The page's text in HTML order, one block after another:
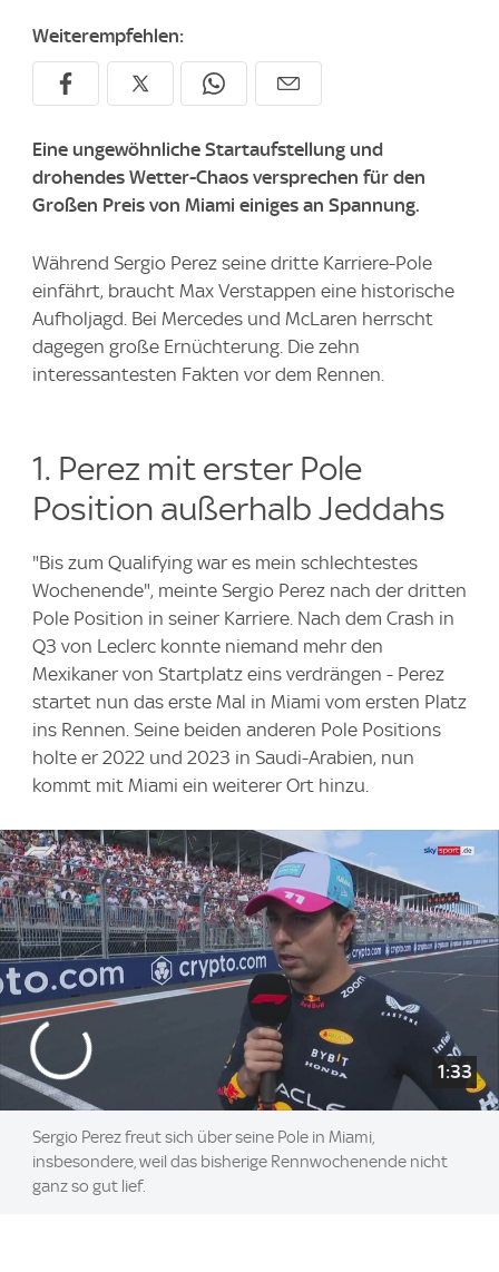
Weiterempfehlen:
Eine ungewöhnliche Startaufstellung und
drohendes Wetter-Chaos versprechen für den
Großen Preis von Miami einiges an Spannung.
Während Sergio Perez seine dritte Karriere-Pole
einfährt, braucht Max Verstappen eine historische
Aufholjagd. Bei Mercedes und McLaren herrscht
dagegen große Ernüchterung. Die zehn
interessantesten Fakten vor dem Rennen.
1. Perez mit erster Pole
Position außerhalb Jeddahs
"Bis zum Qualifying war es mein schlechtestes
Wochenende", meinte Sergio Perez nach der dritten
Pole Position in seiner Karriere. Nach dem Crash in
Q3 von Leclerc konnte niemand mehr den
Mexikaner von Startplatz eins verdrängen - Perez
startet nun das erste Mal in Miami vom ersten Platz
ins Rennen. Seine beiden anderen Pole Positions
holte er 2022 und 2023 in Saudi-Arabien, nun
kommt mit Miami ein weiterer Ort hinzu.
1:33
Sergio Perez freut sich über seine Pole in Miami,
insbesondere, weil das bisherige Rennwochenende nicht
ganz so gut lief.